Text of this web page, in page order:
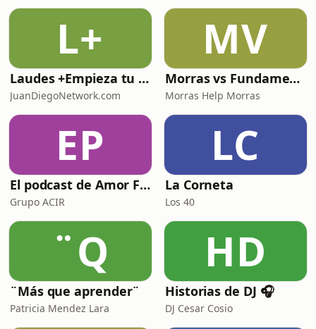
L+
Laudes +Empieza tu día en oración junto con toda la Iglesia+
JuanDiegoNetwork.com
MV
Morras vs Fundamentalismos
Morras Help Morras
EP
El podcast de Amor FM
Grupo ACIR
LC
La Corneta
Los 40
¨Q
¨Más que aprender¨
Patricia Mendez Lara
HD
Historias de DJ 🎧
DJ Cesar Cosio